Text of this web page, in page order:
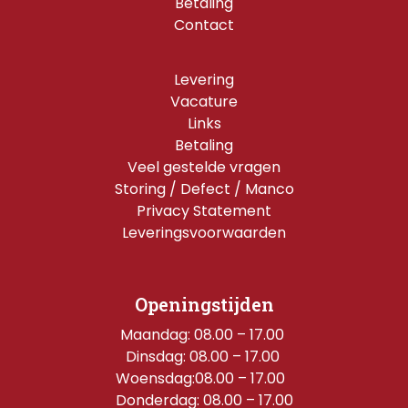
Contact
Levering
Vacature
Links
Betaling
Veel gestelde vragen
Storing / Defect / Manco
Privacy Statement
Leveringsvoorwaarden
Openingstijden
Maandag: 08.00 – 17.00
Dinsdag: 08.00 – 17.00
Woensdag:08.00 – 17.00
Donderdag: 08.00 – 17.00